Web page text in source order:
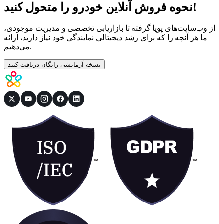
نحوه فروش آنلاین خودرو را متحول کنید!
از وب‌سایت‌های پویا گرفته تا بازاریابی تخصصی و مدیریت موجودی،
ما هر آنچه را که برای رشد دیجیتالی نمایندگی خود نیاز دارید، ارائه
می‌دهیم.
نسخه آزمایشی رایگان دریافت کنید